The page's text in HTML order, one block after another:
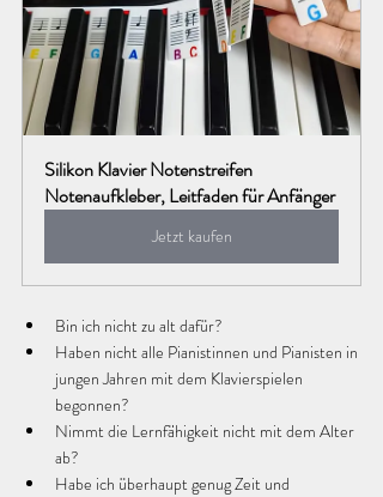
Silikon Klavier Notenstreifen
Notenaufkleber, Leitfaden für Anfänger
Jetzt kaufen
Bin ich nicht zu alt dafür?
Haben nicht alle Pianistinnen und Pianisten in
jungen Jahren mit dem Klavierspielen
begonnen?
Nimmt die Lernfähigkeit nicht mit dem Alter
ab?
Habe ich überhaupt genug Zeit und